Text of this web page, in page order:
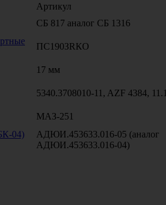
Артикул
СБ 817 аналог СБ 1316
ПС190ЗRКО
17 мм
5340.3708010-11, AZF 4384,
МАЗ-251
04)
АДЮИ.453633.016-05 (аналог
АДЮИ.453633.016-04)